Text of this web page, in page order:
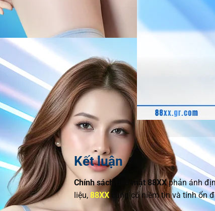
Kết luận
Chính sách bảo mật 88XXphản ánh
liệu, 88XX củng cố niềm tin và tính ổn